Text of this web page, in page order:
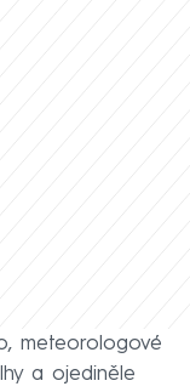
meteorologové
a ojediněle